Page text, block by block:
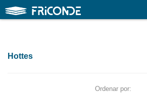
Hottes
Ordenar por: